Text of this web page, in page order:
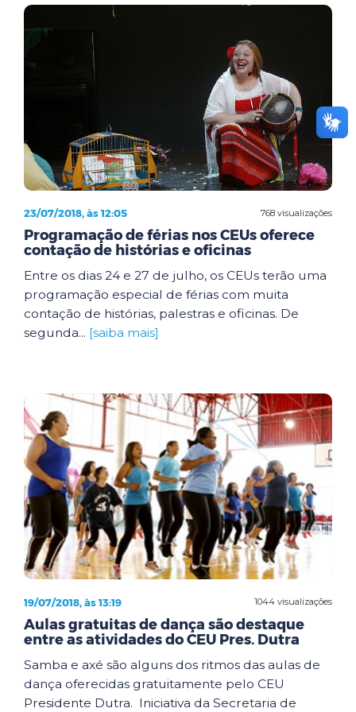
768 visualizações
23/07/2018, às 12:05
Programação de férias nos CEUs oferece
contação de histórias e oficinas
Entre os dias 24 e 27 de julho, os CEUs terão uma
programação especial de férias com muita
contação de histórias, palestras e oficinas. De
segunda... [saiba mais]
1044 visualizações
19/07/2018, às 13:19
Aulas gratuitas de dança são destaque
entre as atividades do CEU Pres. Dutra
Samba e axé são alguns dos ritmos das aulas de
dança oferecidas gratuitamente pelo CEU
Presidente Dutra. Iniciativa da Secretaria de